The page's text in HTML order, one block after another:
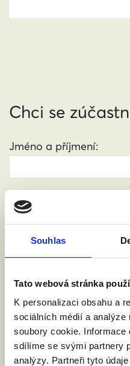
Souhlas
Tato webová stránka
K personalizaci obsahu a
sociálních médií a
soubory cookie. Informace
sdílíme se svými partnery
analýzy. Partneři tyto
Chci se
Jméno a příjmení:
Kde žijete?
Souhlasím se
zákona č. 101/2000 Sb.